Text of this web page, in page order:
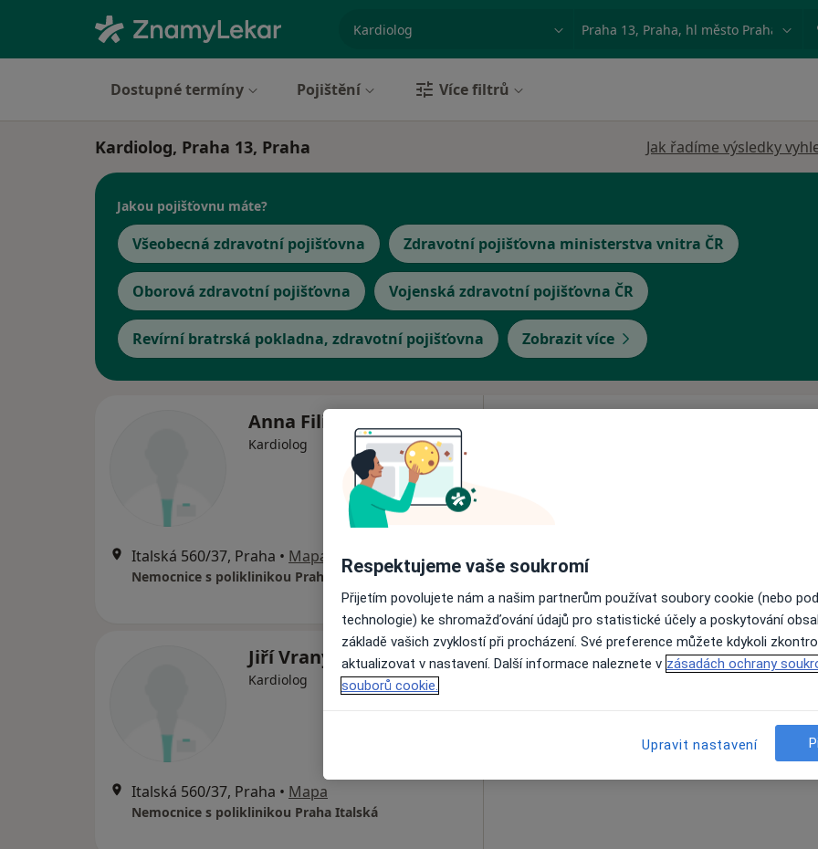
Dostupné termíny Pojištění Více filtrů
Kardiolog, Praha 13, Praha Jak řadíme výsledky
Jakou pojišťovnu máte?
Všeobecná zdravotní pojišťovna Zdravotní pojišťovna ministerstva vnitra ČR
Oborová zdravotní pojišťovna Vojenská zdravotní pojišťovna ČR
Revírní bratrská pokladna, zdravotní pojišťovna Zobrazit více
Anna Filipová
Kardiolog
Italská 560/37, Praha • Mapa
Nemocnice s poliklinikou Praha Italská
Jiří Vraný
Kardiolog
Italská 560/37, Praha • Mapa
Nemocnice s poliklinikou Praha Italská
Dnes Zítra Po
10 Srpen
Út
11
Online rezervace termínu není k
Respektujeme vaše soukromí
Přijetím povolujete nám a našim partnerům používat soubory cookie (nebo
technologie) ke shromažďování údajů pro statistické účely a poskytování
základě vašich zvyklostí při procházení. Své preference můžete kdykoli
aktualizovat v nastavení. Další informace naleznete v zásadách ochrany
souborů cookie.
Upravit nastavení